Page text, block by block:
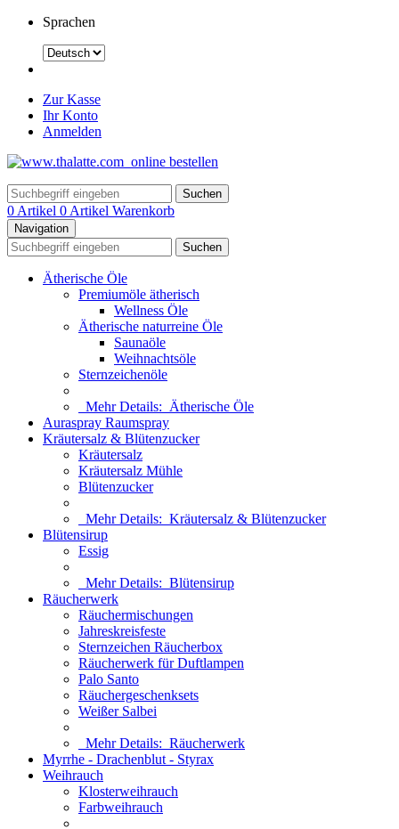
Sprachen
Zur Kasse
Ihr Konto
Anmelden
Suchen
0 Artikel 0 Artikel Warenkorb
Navigation
Suchen
Ätherische Öle
Premiumöle ätherisch
Wellness Öle
Ätherische naturreine Öle
Saunaöle
Weihnachtsöle
Sternzeichenöle
Mehr Details: Ätherische Öle
Auraspray Raumspray
Kräutersalz & Blütenzucker
Kräutersalz
Kräutersalz Mühle
Blütenzucker
Mehr Details: Kräutersalz & Blütenzucker
Blütensirup
Essig
Mehr Details: Blütensirup
Räucherwerk
Räuchermischungen
Jahreskreisfeste
Sternzeichen Räucherbox
Räucherwerk für Duftlampen
Palo Santo
Räuchergeschenksets
Weißer Salbei
Mehr Details: Räucherwerk
Myrrhe - Drachenblut - Styrax
Weihrauch
Klosterweihrauch
Farbweihrauch